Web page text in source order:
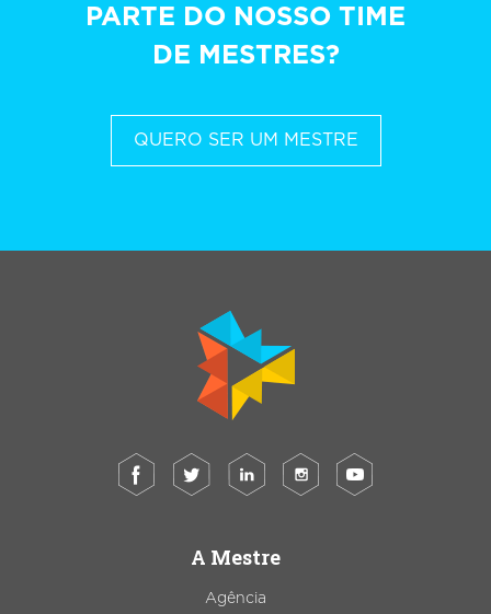
PARTE DO NOSSO TIME
DE MESTRES?
QUERO SER UM MESTRE
A Mestre
Agência